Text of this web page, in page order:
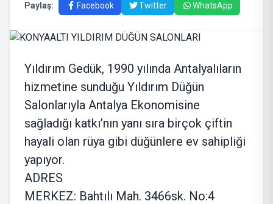
Paylaş: Facebook Twitter WhatsApp
Yıldırım Gedük, 1990 yılında Antalyalıların
hizmetine sunduğu Yıldırım Düğün
Salonlarıyla Antalya Ekonomisine
sağladığı katkı’nın yanı sıra birçok çiftin
hayali olan rüya gibi düğünlere ev sahipliği
yapıyor.
ADRES
MERKEZ: Bahtılı Mah. 3466sk. No:4